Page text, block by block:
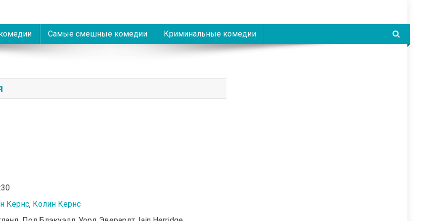
Самые смешные комедии Криминальные комедии
Кернс, Колин Кернс